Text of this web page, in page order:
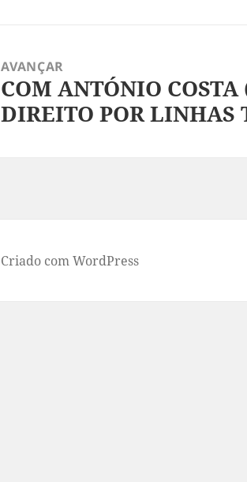
AVANÇAR
Artigo
seguinte:
COM ANTÓNIO COSTA
DIREITO POR LINHAS
Criado com WordPress